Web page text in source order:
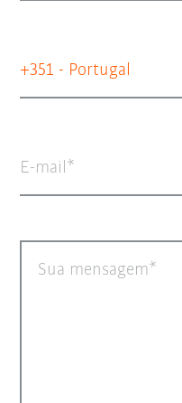
+351 - Portugal
E-mail
Sua mensagem